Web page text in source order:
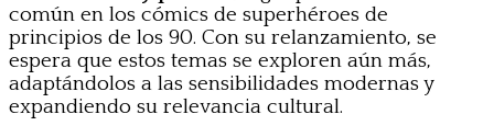
común en los cómics de superhéroes de
principios de los 90. Con su relanzamiento, se
espera que estos temas se exploren aún más,
adaptándolos a las sensibilidades modernas y
expandiendo su relevancia cultural.